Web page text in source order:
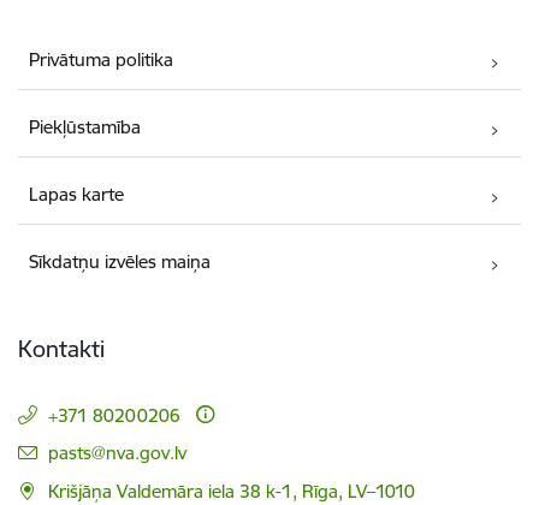
Privātuma politika
Piekļūstamība
Lapas karte
Sīkdatņu izvēles maiņa
Kontakti
+371 80200206
E-pasts:
pasts@nva.gov.lv
Krišjāņa Valdemāra iela 38 k-1, Rīga, LV–1010